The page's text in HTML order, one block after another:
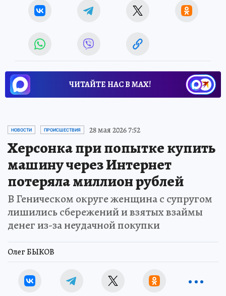
ЧИТАЙТЕ НАС В МАХ!
НОВОСТИ ПРОИСШЕСТВИЯ 28 мая 2026 7:52
Херсонка при попытке купить
машину через Интернет
потеряла миллион рублей
В Геническом округе женщина с супругом
лишились сбережений и взятых взаймы
денег из-за неудачной покупки
Олег БЫКОВ